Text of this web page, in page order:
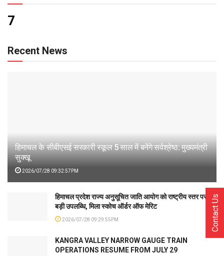
7
Recent News
हिमाचल के सीबीएसई सरकारी स्कूल 5 साल में बनेंगे सर्वश्रेष्ठ: मुख्यमंत्री
सुक्खू
2026/07/28 09:32:57PM
हिमाचल प्रदेश राज्य अनुसूचित जाति आयोग को राष्ट्रीय स्तर पर
बड़ी उपलब्धि, मिला स्कोच ऑर्डर ऑफ मेरिट
2026/07/28 09:29:55PM
KANGRA VALLEY NARROW GAUGE TRAIN
OPERATIONS RESUME FROM JULY 29
Contact Us